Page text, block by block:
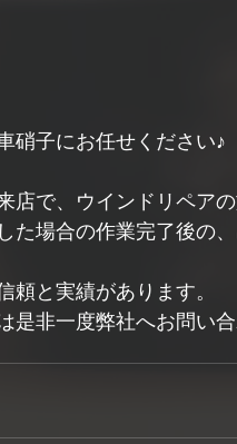
硝子にお任せください♪
店で、ウインドリペアの
た場合の作業完了後の
頼と実績があります。
是非一度弊社へお問い合